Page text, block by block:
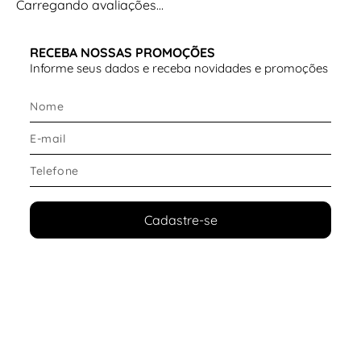
Carregando avaliações…
RECEBA NOSSAS PROMOÇÕES
Informe seus dados e receba novidades e promoções
Cadastre-se